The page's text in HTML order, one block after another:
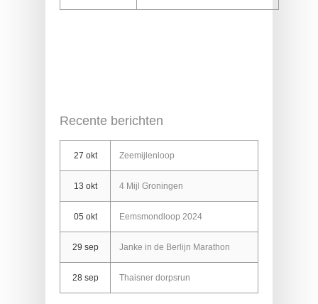
Recente berichten
27 okt Zeemijlenloop
13 okt 4 Mijl Groningen
05 okt Eemsmondloop 2024
29 sep Janke in de Berlijn Marathon
28 sep Thaisner dorpsrun